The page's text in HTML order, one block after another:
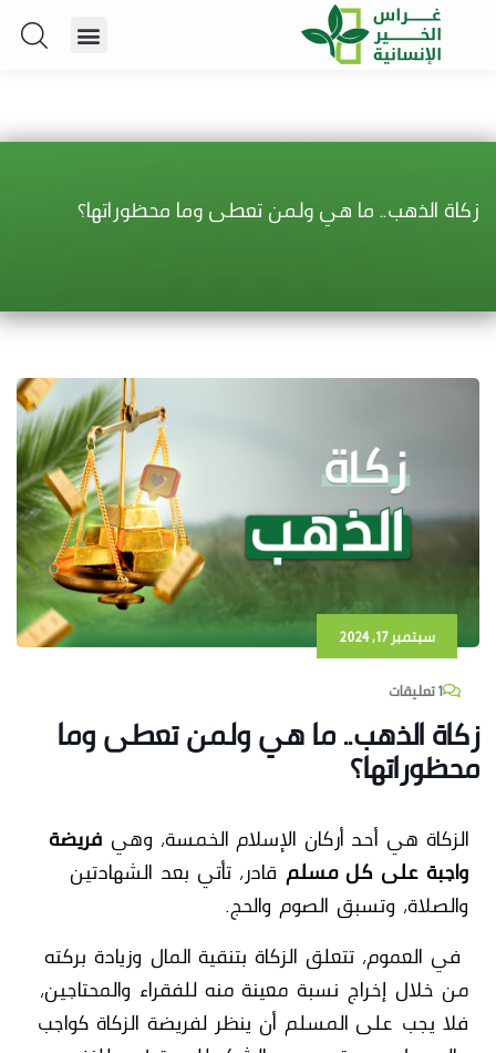
زكاة الذهب.. ما هي ولمن تعطى وما محظوراتها؟
سبتمبر 17, 2024
1 تعليقات
زكاة الذهب.. ما هي ولمن تعطى وما
محظوراتها؟
الزكاة هي أحد أركان الإسلام الخمسة، وهي فريضة
واجبة على كل مسلم قادر، تأتي بعد الشهادتين
والصلاة، وتسبق الصوم والحج.
في العموم، تتعلق الزكاة بتنقية المال وزيادة بركته
من خلال إخراج نسبة معينة منه للفقراء والمحتاجين،
فلا يجب على المسلم أن ينظر لفريضة الزكاة كواجب